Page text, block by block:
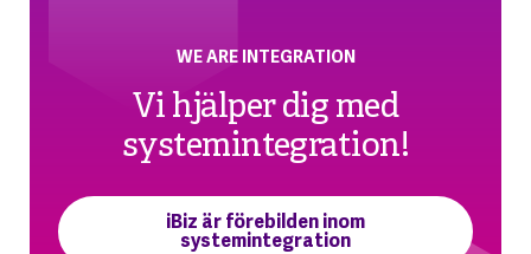
WE ARE INTEGRATION
Vi hjälper dig med
systemintegration!
iBiz är förebilden inom
systemintegration